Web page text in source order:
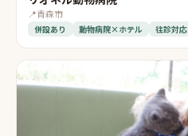
📍青森市
併設あり 動物病院×ホテル 往診対応